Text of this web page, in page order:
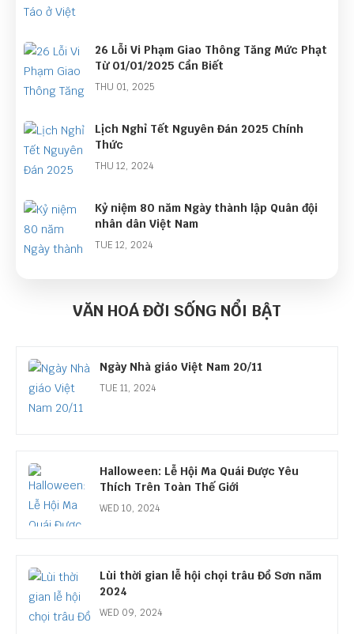
26 Lỗi Vi Phạm Giao Thông Tăng Mức Phạt
Từ 01/01/2025 Cần Biết
THU 01, 2025
Lịch Nghỉ Tết Nguyên Đán 2025 Chính
Thức
THU 12, 2024
Kỷ niệm 80 năm Ngày thành lập Quân đội
nhân dân Việt Nam
TUE 12, 2024
SUN 12, 2024
VĂN HOÁ ĐỜI SỐNG NỔI BẬT
Ngày Nhà giáo Việt Nam 20/11
TUE 11, 2024
Halloween: Lễ Hội Ma Quái Được Yêu
Thích Trên Toàn Thế Giới
WED 10, 2024
Lùi thời gian lễ hội chọi trâu Đồ Sơn năm
2024
WED 09, 2024